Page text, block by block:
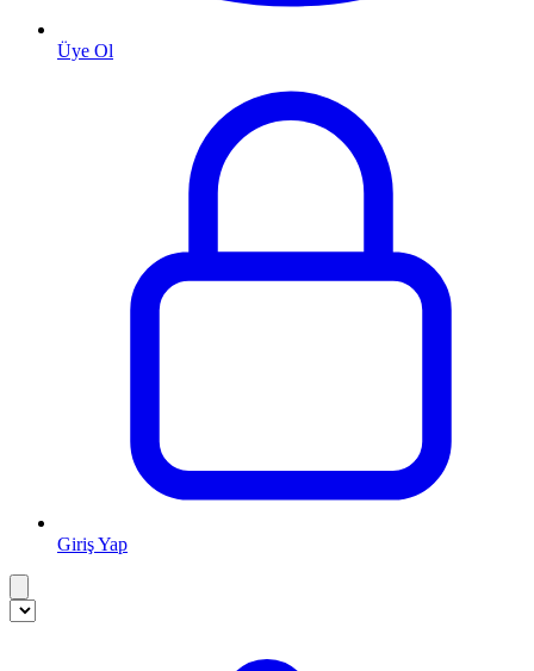
Üye Ol
Giriş Yap